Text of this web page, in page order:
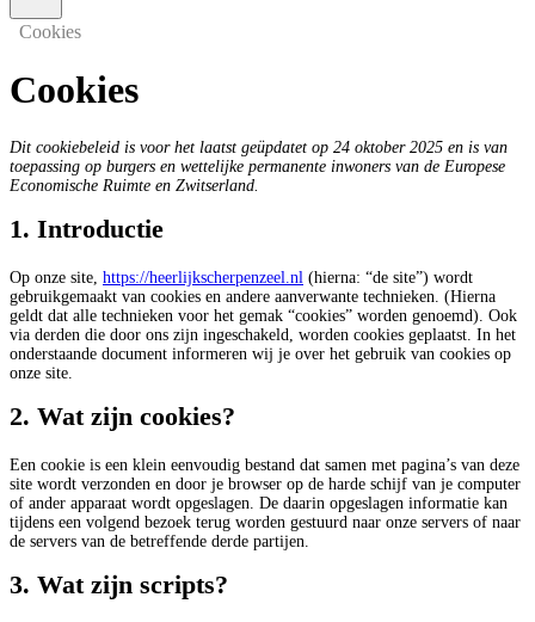
Cookies
Cookies
Dit cookiebeleid is voor het laatst geüpdatet op 24 oktober 2025 en is van
toepassing op burgers en wettelijke permanente inwoners van de Europese
Economische Ruimte en Zwitserland.
1. Introductie
Op onze site, https://heerlijkscherpenzeel.nl (hierna: “de site”) wordt
gebruikgemaakt van cookies en andere aanverwante technieken. (Hierna
geldt dat alle technieken voor het gemak “cookies” worden genoemd). Ook
via derden die door ons zijn ingeschakeld, worden cookies geplaatst. In het
onderstaande document informeren wij je over het gebruik van cookies op
onze site.
2. Wat zijn cookies?
Een cookie is een klein eenvoudig bestand dat samen met pagina’s van deze
site wordt verzonden en door je browser op de harde schijf van je computer
of ander apparaat wordt opgeslagen. De daarin opgeslagen informatie kan
tijdens een volgend bezoek terug worden gestuurd naar onze servers of naar
de servers van de betreffende derde partijen.
3. Wat zijn scripts?